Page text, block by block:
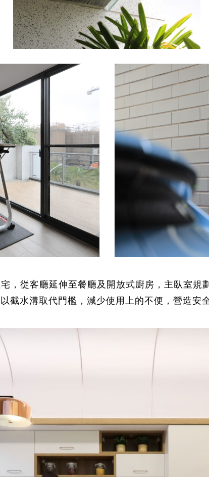
，從客廳延伸至餐廳及開放式廚房，主臥室規
截水溝取代門檻，減少使用上的不便，營造安